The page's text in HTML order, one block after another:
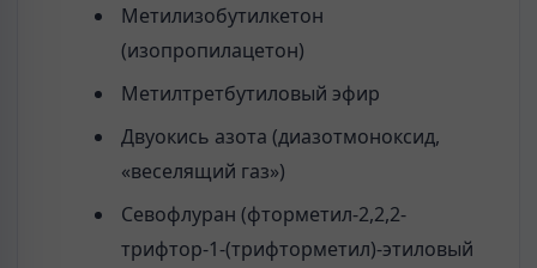
Метилизобутилкетон
(изопропилацетон)
Метилтретбутиловый эфир
Двуокись азота (диазотмоноксид,
«веселящий газ»)
Севофлуран (фторметил-2,2,2-
трифтор-1-(трифторметил)-этиловый